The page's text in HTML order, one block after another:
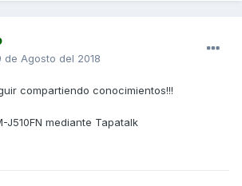
de Agosto del 2018
compartiendo conocimientos!!!
J510FN mediante Tapatalk